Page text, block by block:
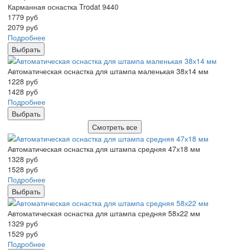
Карманная оснастка Trodat 9440
1779 руб
2079 руб
Подробнее
Выбрать
Автоматическая оснастка для штампа маленькая 38х14 мм
1228 руб
1428 руб
Подробнее
Выбрать
Смотреть все
Автоматическая оснастка для штампа средняя 47х18 мм
1328 руб
1528 руб
Подробнее
Выбрать
Автоматическая оснастка для штампа средняя 58х22 мм
1329 руб
1529 руб
Подробнее